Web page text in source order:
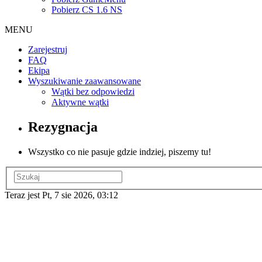
Pobierz CS 1.6 NS
MENU
Zarejestruj
FAQ
Ekipa
Wyszukiwanie zaawansowane
Wątki bez odpowiedzi
Aktywne wątki
Rezygnacja
Wszystko co nie pasuje gdzie indziej, piszemy tu!
Teraz jest Pt, 7 sie 2026, 03:12